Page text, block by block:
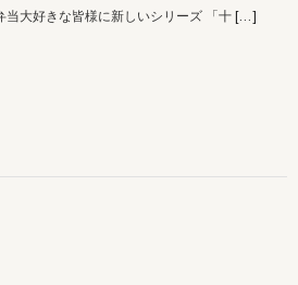
当大好きな皆様に新しいシリーズ 「十 […]